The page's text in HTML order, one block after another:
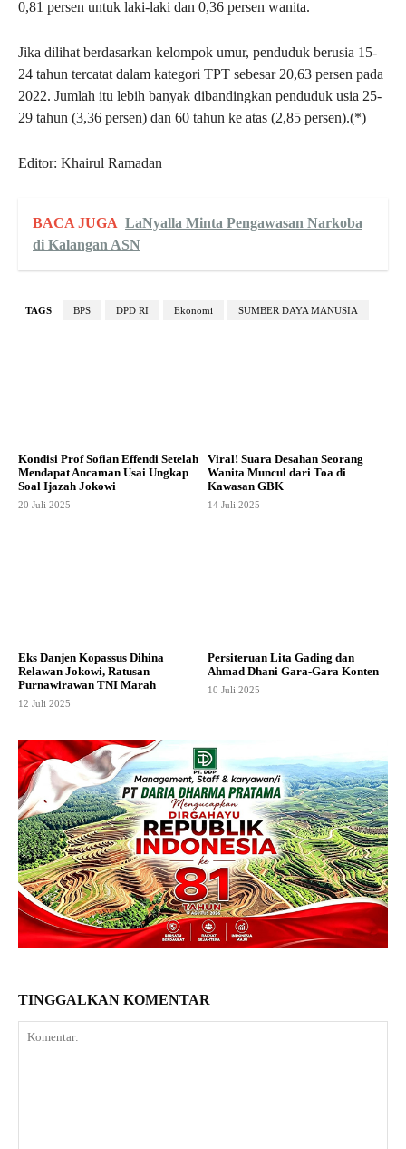
0,81 persen untuk laki-laki dan 0,36 persen wanita.
Jika dilihat berdasarkan kelompok umur, penduduk berusia 15-
24 tahun tercatat dalam kategori TPT sebesar 20,63 persen pada
2022. Jumlah itu lebih banyak dibandingkan penduduk usia 25-
29 tahun (3,36 persen) dan 60 tahun ke atas (2,85 persen).(*)
Editor: Khairul Ramadan
BACA JUGA LaNyalla Minta Pengawasan Narkoba
di Kalangan ASN
TAGS BPS DPD RI Ekonomi SUMBER DAYA MANUSIA
Kondisi Prof Sofian Effendi Setelah
Mendapat Ancaman Usai Ungkap
Soal Ijazah Jokowi
20 Juli 2025
Viral! Suara Desahan Seorang
Wanita Muncul dari Toa di
Kawasan GBK
14 Juli 2025
Eks Danjen Kopassus Dihina
Relawan Jokowi, Ratusan
Purnawirawan TNI Marah
12 Juli 2025
Persiteruan Lita Gading dan
Ahmad Dhani Gara-Gara Konten
10 Juli 2025
TINGGALKAN KOMENTAR